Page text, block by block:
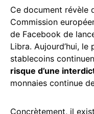
Ce document révèle
Commission
de Facebook de
Libra. Aujourd’hui,
stablecoins
risque d’une
monnaies continue
Concrètement, il